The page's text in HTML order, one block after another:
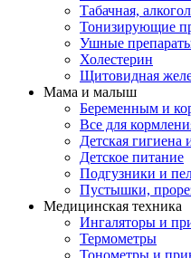
Табачная,
Тонизирующие
Ушные
Холестерин
Щитовидная
Мама и малыш
Беременным и
Все для
Детская гигиена
Детское питание
Подгузники и
Пустышки,
Медицинская техника
Ингаляторы и
Термометры
Тонометры и